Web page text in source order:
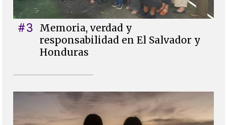
#3
Memoria, verdad y
responsabilidad en El Salvador y
Honduras